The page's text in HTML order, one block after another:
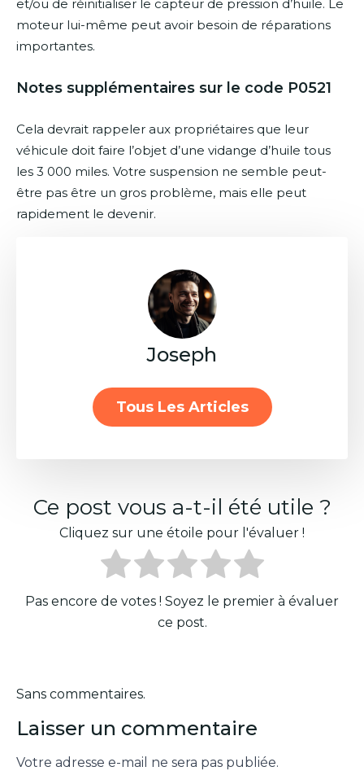
et/ou de réinitialiser le capteur de pression d’huile. Le
moteur lui-même peut avoir besoin de réparations
importantes.
Notes supplémentaires sur le code P0521
Cela devrait rappeler aux propriétaires que leur
véhicule doit faire l’objet d’une vidange d’huile tous
les 3 000 miles. Votre suspension ne semble peut-
être pas être un gros problème, mais elle peut
rapidement le devenir.
Joseph
Tous Les Articles
Ce post vous a-t-il été utile ?
Cliquez sur une étoile pour l'évaluer !
Pas encore de votes ! Soyez le premier à évaluer
ce post.
Sans commentaires.
Laisser un commentaire
Votre adresse e-mail ne sera pas publiée.